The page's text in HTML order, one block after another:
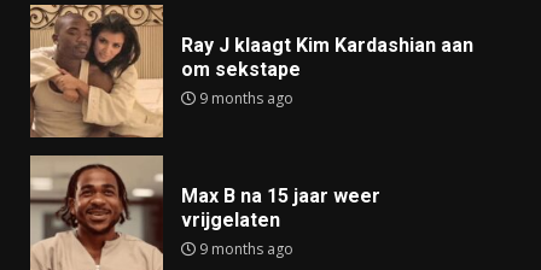
Ray J klaagt Kim Kardashian aan
om sekstape
9 months ago
Max B na 15 jaar weer
vrijgelaten
9 months ago